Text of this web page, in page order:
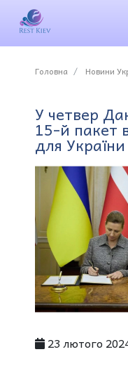
Головна Новини
У четвер
15-й пакет
для України
23 лютого